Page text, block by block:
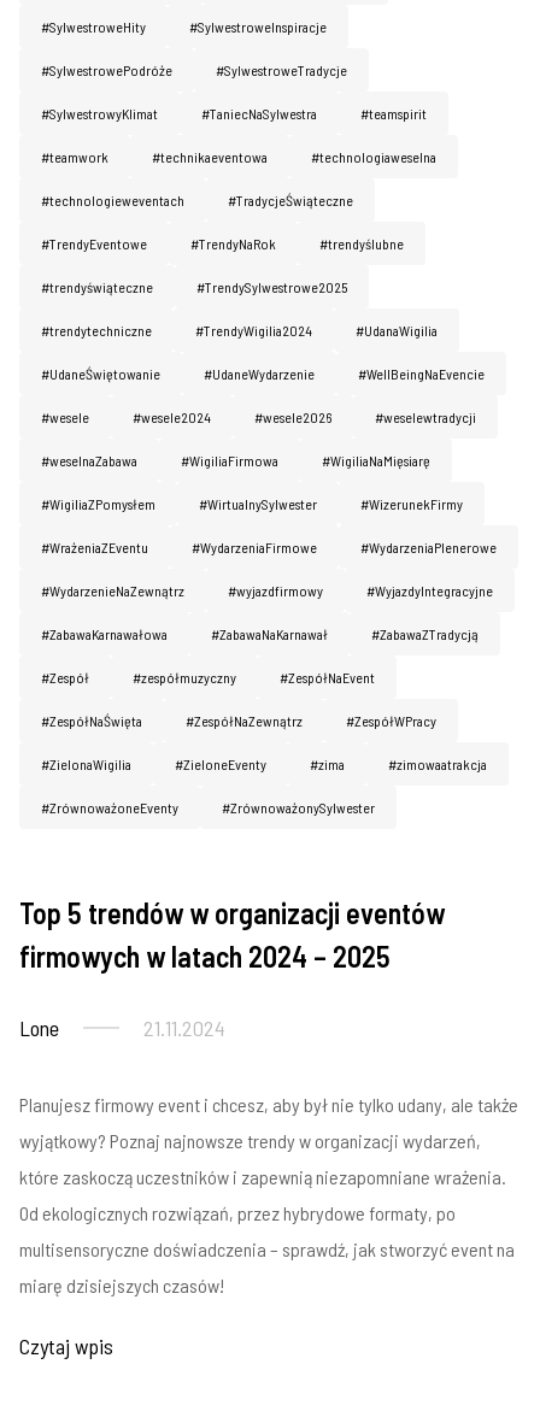
#SylwestroweHity #SylwestroweInspiracje
#SylwestrowePodróże #SylwestroweTradycje
#SylwestrowyKlimat #TaniecNaSylwestra #teamspirit
#teamwork #technikaeventowa #technologiaweselna
#technologieweventach #TradycjeŚwiąteczne
#TrendyEventowe #TrendyNaRok #trendyślubne
#trendyświąteczne #TrendySylwestrowe2025
#trendytechniczne #TrendyWigilia2024 #UdanaWigilia
#UdaneŚwiętowanie #UdaneWydarzenie #WellBeingNaEvencie
#wesele #wesele2024 #wesele2026 #weselewtradycji
#weselnaZabawa #WigiliaFirmowa #WigiliaNaMięsiarę
#WigiliaZPomysłem #WirtualnySylwester #WizerunekFirmy
#WrażeniaZEventu #WydarzeniaFirmowe #WydarzeniaPlenerowe
#WydarzenieNaZewnątrz #wyjazdfirmowy #WyjazdyIntegracyjne
#ZabawaKarnawałowa #ZabawaNaKarnawał #ZabawaZTradycją
#Zespół #zespółmuzyczny #ZespółNaEvent
#ZespółNaŚwięta #ZespółNaZewnątrz #ZespółWPracy
#ZielonaWigilia #ZieloneEventy #zima #zimowaatrakcja
#ZrównoważoneEventy #ZrównoważonySylwester
Imprezy firmowe
Top 5 trendów w organizacji eventów
firmowych w latach 2024 – 2025
Lone 21.11.2024
Planujesz firmowy event i chcesz, aby był nie tylko udany, ale także
wyjątkowy? Poznaj najnowsze trendy w organizacji wydarzeń,
które zaskoczą uczestników i zapewnią niezapomniane wrażenia.
Od ekologicznych rozwiązań, przez hybrydowe formaty, po
multisensoryczne doświadczenia – sprawdź, jak stworzyć event na
miarę dzisiejszych czasów!
Czytaj wpis